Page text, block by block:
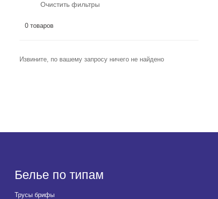
Очистить фильтры
0 товаров
Извините, по вашему запросу ничего не найдено
Белье по типам
Трусы брифы